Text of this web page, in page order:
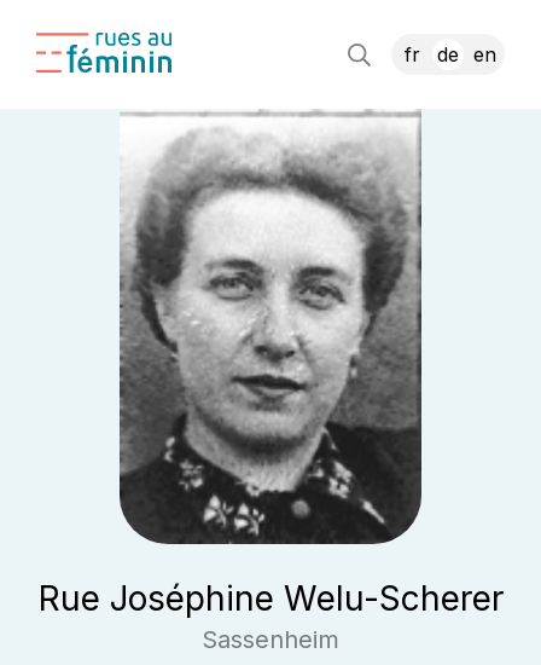
fr de en
Rue Joséphine Welu-Scherer
Sassenheim